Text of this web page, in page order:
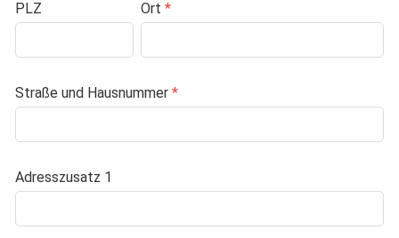
PLZ Ort *
Straße und Hausnummer *
Adresszusatz 1